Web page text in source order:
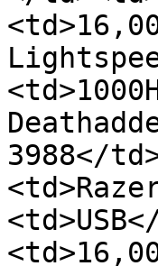
3988</